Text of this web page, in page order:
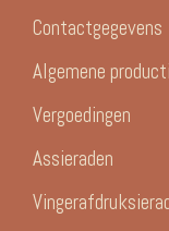
Contactgegevens
Algemene
Vergoedingen
Assieraden